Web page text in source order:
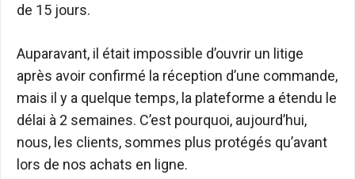
de 15 jours.
Auparavant, il était impossible d’ouvrir un litige
après avoir confirmé la réception d’une commande,
mais il y a quelque temps, la plateforme a étendu le
délai à 2 semaines. C’est pourquoi, aujourd’hui,
nous, les clients, sommes plus protégés qu’avant
lors de nos achats en ligne.